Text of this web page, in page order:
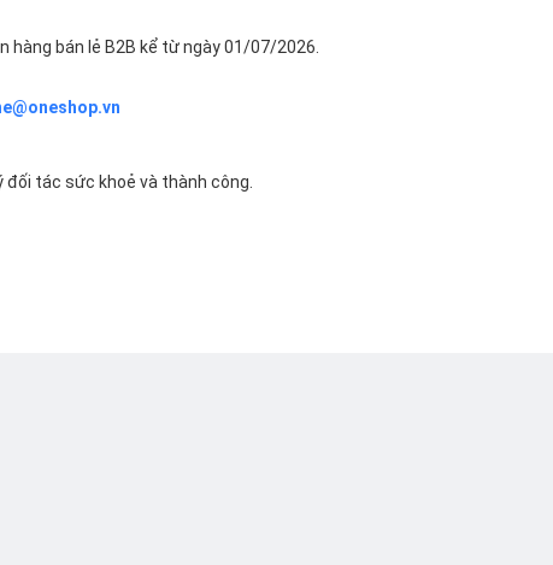
hàng bán lẻ B2B kể từ ngày 01/07/2026.
đối tác sức khoẻ và thành công.